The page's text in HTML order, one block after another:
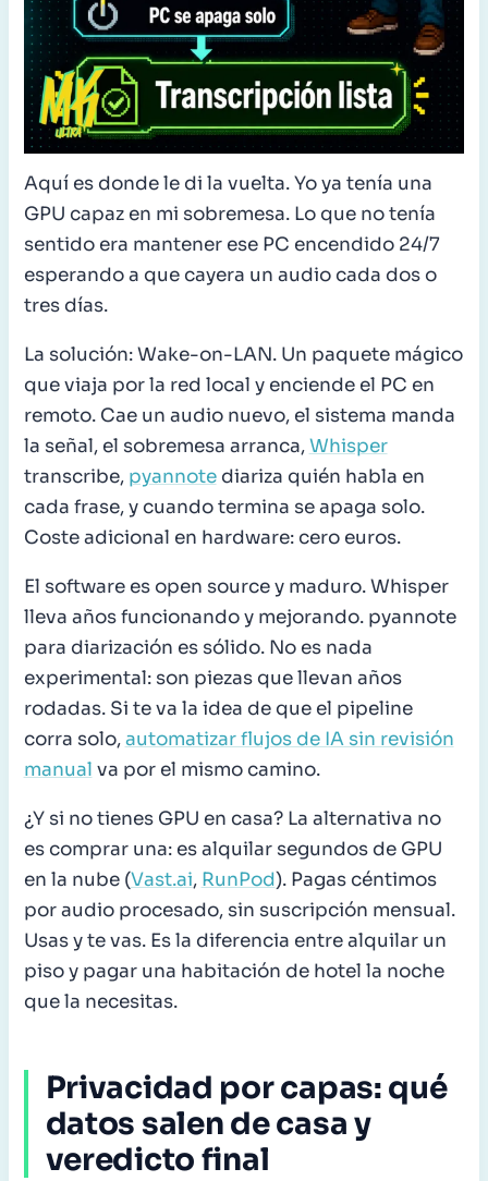
Aquí es donde le di la vuelta. Yo ya tenía una
GPU capaz en mi sobremesa. Lo que no tenía
sentido era mantener ese PC encendido 24/7
esperando a que cayera un audio cada dos o
tres días.
La solución: Wake-on-LAN. Un paquete mágico
que viaja por la red local y enciende el PC en
remoto. Cae un audio nuevo, el sistema manda
la señal, el sobremesa arranca,Whisper
transcribe, pyannotediariza quién habla en
cada frase, y cuando termina se apaga solo.
Coste adicional en hardware: cero euros.
El software es open source y maduro. Whisper
lleva años funcionando y mejorando. pyannote
para diarización es sólido. No es nada
experimental: son piezas que llevan años
rodadas. Si te va la idea de que el pipeline
corra solo,automatizar flujos de IA sin revisión
manual va por el mismo camino.
¿Y si no tienes GPU en casa? La alternativa no
es comprar una: es alquilar segundos de GPU
en la nube (Vast.ai, RunPod). Pagas céntimos
por audio procesado, sin suscripción mensual.
Usas y te vas. Es la diferencia entre alquilar un
piso y pagar una habitación de hotel la noche
que la necesitas.
Privacidad por capas: qué
datos salen de casa y
veredicto final